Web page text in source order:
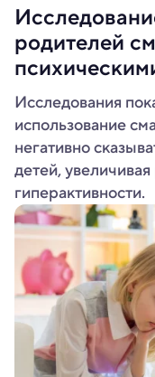
родителей
Исследования
использование
негативно
детей,
гиперактивности.